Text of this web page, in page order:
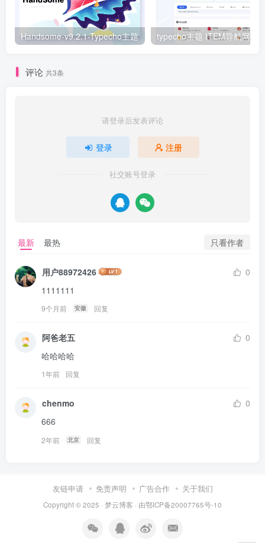
Handsome-v9.2.1-Typecho主题 typecho主题 ITEM导航网模
评论 共3条
请登录后发表评论
登录 注册
社交账号登录
最新 最热 只看作者
用户88972426
0
1111111
9个月前 安徽 回复
阿爸老五
0
哈哈哈哈
1年前 回复
chenmo
0
666
2年前 北京 回复
友链申请 免责声明 广告合作 关于我们
Copyright © 2025 · 梦云博客 · 由鄂ICP备20007765号-10